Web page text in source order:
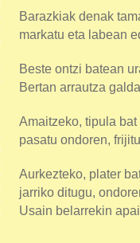
Barazkiak denak
markatu eta labean
Beste ontzi batean
Bertan arrautza
Amaitzeko, tipula
pasatu ondoren,
Aurkezteko, plater
jarriko ditugu,
Usain belarrekin